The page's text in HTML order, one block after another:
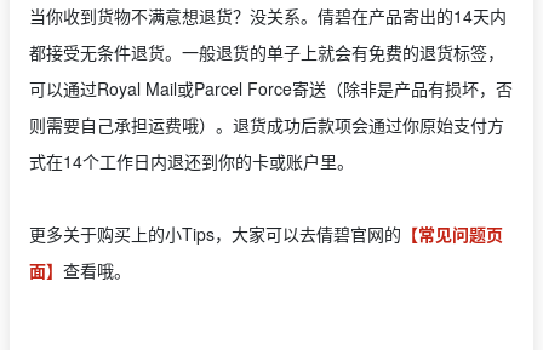
当你收到货物不满意想退货？没关系。倩碧在产品寄出的14天内
都接受无条件退货。一般退货的单子上就会有免费的退货标签，
可以通过Royal Mail或Parcel Force寄送（除非是产品有损坏，否
则需要自己承担运费哦）。退货成功后款项会通过你原始支付方
式在14个工作日内退还到你的卡或账户里。
更多关于购买上的小Tips，大家可以去倩碧官网的 【常见问题页
面】 查看哦。